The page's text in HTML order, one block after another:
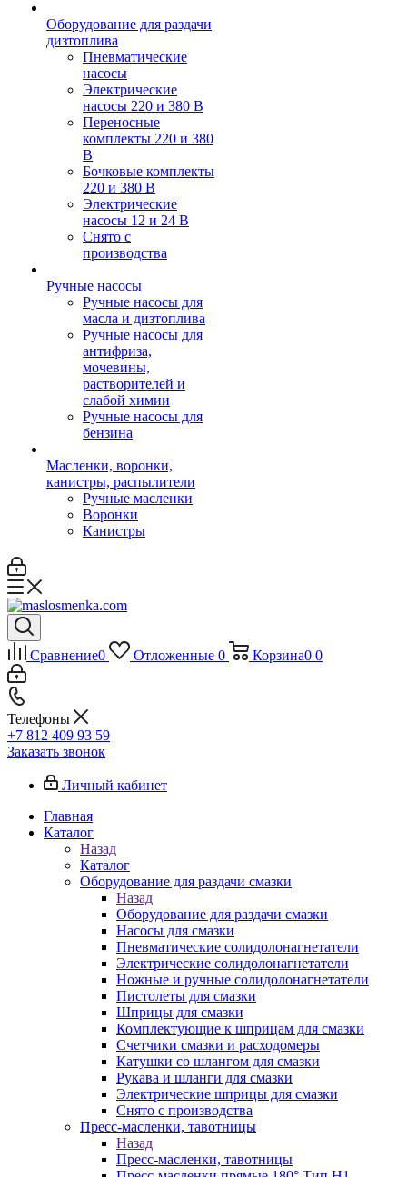
Оборудование для раздачи
дизтоплива
Пневматические
насосы
Электрические
насосы 220 и 380 В
Переносные
комплекты 220 и 380
В
Бочковые комплекты
220 и 380 В
Электрические
насосы 12 и 24 В
Снято с
производства
Ручные насосы
Ручные насосы для
масла и дизтоплива
Ручные насосы для
антифриза,
мочевины,
растворителей и
слабой химии
Ручные насосы для
бензина
Масленки, воронки,
канистры, распылители
Ручные масленки
Воронки
Канистры
Сравнение0 Отложенные 0 Корзина0 0
Телефоны
+7 812 409 93 59
Заказать звонок
Личный кабинет
Главная
Каталог
Назад
Каталог
Оборудование для раздачи смазки
Назад
Оборудование для раздачи смазки
Насосы для смазки
Пневматические солидолонагнетатели
Электрические солидолонагнетатели
Ножные и ручные солидолонагнетатели
Пистолеты для смазки
Шприцы для смазки
Комплектующие к шприцам для смазки
Счетчики смазки и расходомеры
Катушки со шлангом для смазки
Рукава и шланги для смазки
Электрические шприцы для смазки
Снято с производства
Пресс-масленки, тавотницы
Назад
Пресс-масленки, тавотницы